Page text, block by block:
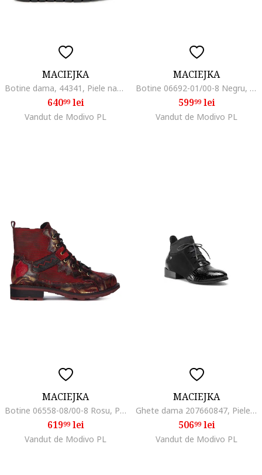
MACIEJKA
Botine dama, 44341, Piele naturala, Bej
64099lei
Vandut de Modivo PL
MACIEJKA
Botine 06692-01/00-8 Negru, Piele lacuita
59999lei
Vandut de Modivo PL
MACIEJKA
Botine 06558-08/00-8 Rosu, Piele lacuita, Rosu
61999lei
Vandut de Modivo PL
MACIEJKA
Ghete dama 207660847, Piele naturala, Negru, Negru
50699lei
Vandut de Modivo PL